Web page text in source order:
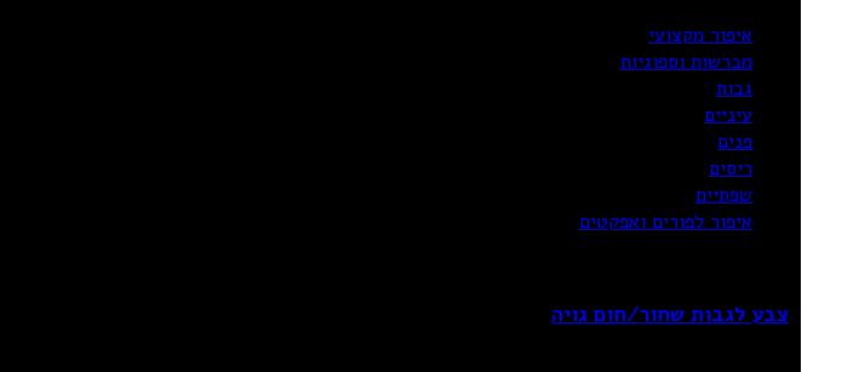
איפור מקצועי
מברשות וספוגיות
גבות
עיניים
פנים
ריסים
שפתיים
איפור לפורים ואפקטים
צבע לגבות שחור/חום גויה